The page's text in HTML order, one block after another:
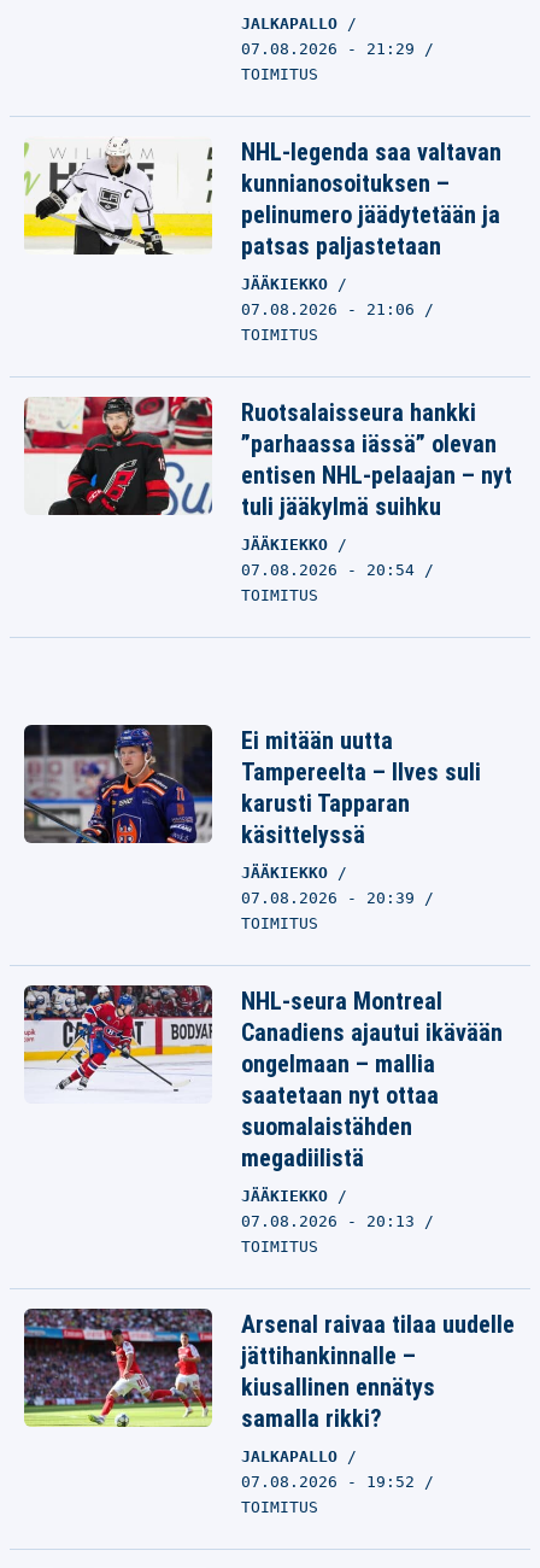
JALKAPALLO
07.08.2026 - 21:29
TOIMITUS
NHL-legenda saa valtavan
kunnianosoituksen –
pelinumero jäädytetään ja
patsas paljastetaan
JÄÄKIEKKO
07.08.2026 - 21:06
TOIMITUS
Ruotsalaisseura hankki
”parhaassa iässä” olevan
entisen NHL-pelaajan – nyt
tuli jääkylmä suihku
JÄÄKIEKKO
07.08.2026 - 20:54
TOIMITUS
Ei mitään uutta
Tampereelta – Ilves suli
karusti Tapparan
käsittelyssä
JÄÄKIEKKO
07.08.2026 - 20:39
TOIMITUS
NHL-seura Montreal
Canadiens ajautui ikävään
ongelmaan – mallia
saatetaan nyt ottaa
suomalaistähden
megadiilistä
JÄÄKIEKKO
07.08.2026 - 20:13
TOIMITUS
Arsenal raivaa tilaa uudelle
jättihankinnalle –
kiusallinen ennätys
samalla rikki?
JALKAPALLO
07.08.2026 - 19:52
TOIMITUS